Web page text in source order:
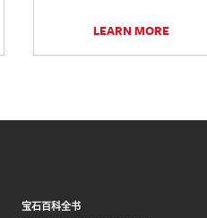
LEARN MORE
宝石百科全书